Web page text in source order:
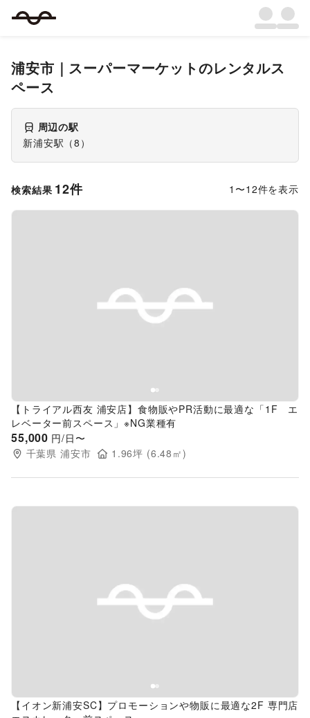
浦安市 ｜ スーパーマーケットのレンタルス
ペース
周辺の駅
新浦安駅 （8 ）
検索結果 12件 1 〜12件を表示
Previous slide
【トライアル西友 浦安店】食物販やPR活動に最適な「1F エ
レベーター前スペース」※NG業種有
55,000 円/日〜
千葉県 浦安市 1.96坪 (6.48 ㎡)
Previous slide
【イオン新浦安SC】プロモーションや物販に最適な2F 専門店